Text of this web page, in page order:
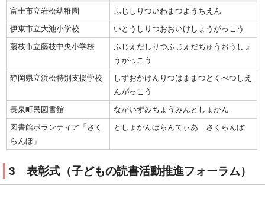
富士市立岩松幼稚園
ふじしりついわまつようちえん
伊東市立大池小学校
いとうしりつおおいけしょうがっこう
藤枝市立藤枝中央小学校
ふじえだしりつふじえだちゅうおうしょ
うがっこう
静岡県立浜松特別支援学校
しずおかけんりつはままつとくべつしえ
んがっこう
長泉町民図書館
ながいずみちょうみんとしょかん
図書館ボランティア「さく
らんぼ」
としょかんぼらんてぃあ さくらんぼ
3 表彰式（子どもの読書活動推進フォーラム）